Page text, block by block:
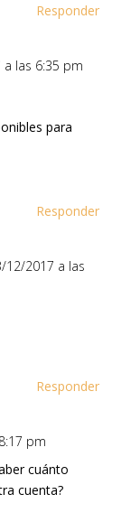
Responder
las 6:35 pm
para
Responder
12/2017 a las
Responder
pm
cuánto
cuenta?